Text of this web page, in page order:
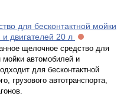
для бесконтактной мойки
двигателей 20 л
щелочное средство для
мойки автомобилей и
для бесконтактной
грузового автотранспорта,